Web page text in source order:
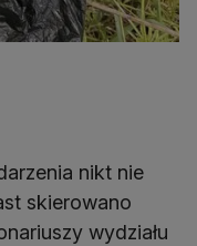
nikt nie
skierowano
wydziału